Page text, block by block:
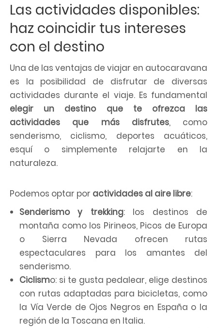
Las actividades disponibles:
haz coincidir tus intereses
con el destino
Una de las ventajas de viajar en autocaravana
es la posibilidad de disfrutar de diversas
actividades durante el viaje. Es fundamental
elegir un destino que te ofrezca las
actividades que más disfrutes, como
senderismo, ciclismo, deportes acuáticos,
esquí o simplemente relajarte en la
naturaleza.
Podemos optar por actividades al aire libre:
Senderismo y trekking: los destinos de
montaña como los Pirineos, Picos de Europa
o Sierra Nevada ofrecen rutas
espectaculares para los amantes del
senderismo.
Ciclismo: si te gusta pedalear, elige destinos
con rutas adaptadas para bicicletas, como
la Vía Verde de Ojos Negros en España o la
región de la Toscana en Italia.